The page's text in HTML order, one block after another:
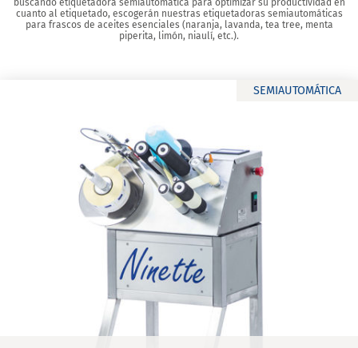
buscando etiquetadora semiautomática para optimizar su productividad en
cuanto al etiquetado, escogerán nuestras etiquetadoras semiautomáticas
para frascos de aceites esenciales (naranja, lavanda, tea tree, menta
piperita, limón, niaulí, etc.).
SEMIAUTOMÁTICA